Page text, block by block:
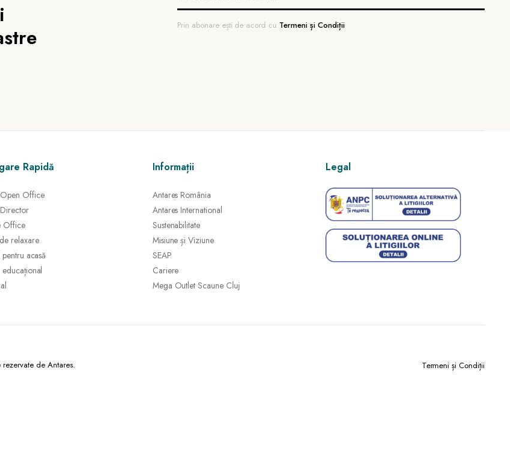
Prin abonare ești de acord cu Termeni și Condiții
Rapidă
Office
Office
relaxare
acasă
educațional
Informații
Antares România
Antares International
Sustenabilitate
Misiune și Viziune
SEAP
Cariere
Mega Outlet Scaune Cluj
Legal
de Antares. Termeni și Condiții